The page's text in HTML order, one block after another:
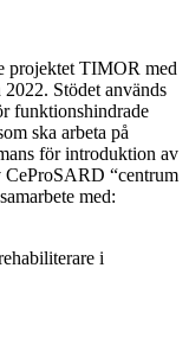
projektet TIMOR med
Stödet används
funktionshindrade
ska arbeta på
för introduktion av
CeProSARD “centrum
med:
i